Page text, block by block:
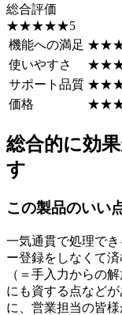
総合評価
☆☆☆☆☆
★★★★★5
機能への満足
使いやすさ
サポート品質
価格
総合的に効
す
この製品のいい
一気通貫で処理で
ー登録をしなくて
（＝手入力からの
にも資する点など
に、営業担当の皆